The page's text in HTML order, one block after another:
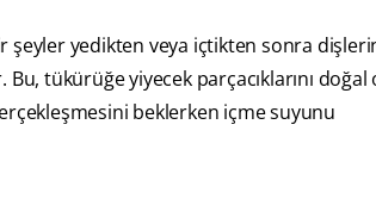
şeyler yedikten veya içtikten sonra
tükürüğe yiyecek parçacıklarını doğal
beklerken içme suyunu